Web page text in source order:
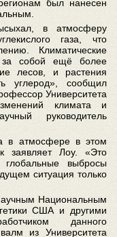
был нанесен
в атмосферу
газа, что
Климатические
за собой ещё более
лесов, и растения
углерод», сообщил
Университета
климата и
руководитель
в атмосфере в этом
заявляет Лоу. «Это
выбросы
ситуация только
Национальным
США и другими
данного
из Университета